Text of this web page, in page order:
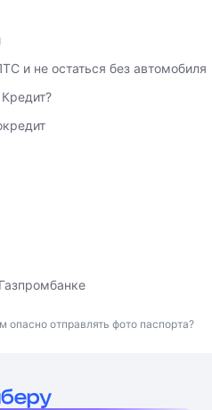
и не остаться без автомобиля
опасно отправлять фото паспорта?